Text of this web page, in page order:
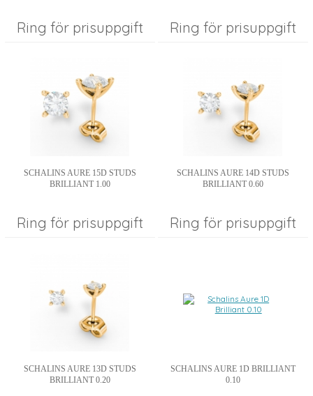
Ring för prisuppgift Ring för prisuppgift
SCHALINS AURE 15D STUDS
BRILLIANT 1.00
Ring för prisuppgift
SCHALINS AURE 14D STUDS
BRILLIANT 0.60
Ring för prisuppgift
SCHALINS AURE 13D STUDS
BRILLIANT 0.20
SCHALINS AURE 1D BRILLIANT
0.10